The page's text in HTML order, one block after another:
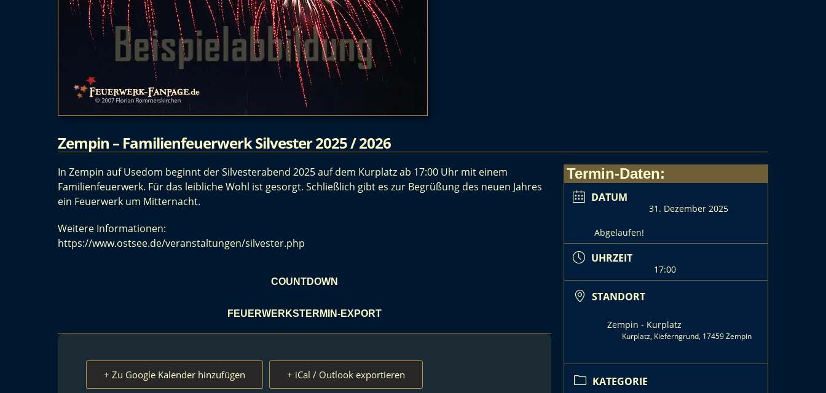
Zempin – Familienfeuerwerk Silvester 2025 / 2026
In Zempin auf Usedom beginnt der Silvesterabend 2025 auf dem Kurplatz ab 17:00 Uhr mit einem
Familienfeuerwerk. Für das leibliche Wohl ist gesorgt. Schließlich gibt es zur Begrüßung des neuen Jahres
ein Feuerwerk um Mitternacht.
Weitere Informationen:
https://www.ostsee.de/veranstaltungen/silvester.php
COUNTDOWN
FEUERWERKSTERMIN-EXPORT
+ Zu Google Kalender hinzufügen + iCal / Outlook exportieren
Termin-Daten:
DATUM
31. Dezember 2025
Abgelaufen!
UHRZEIT
17:00
STANDORT
Zempin - Kurplatz
Kurplatz, Kieferngrund, 17459 Zempin
KATEGORIE